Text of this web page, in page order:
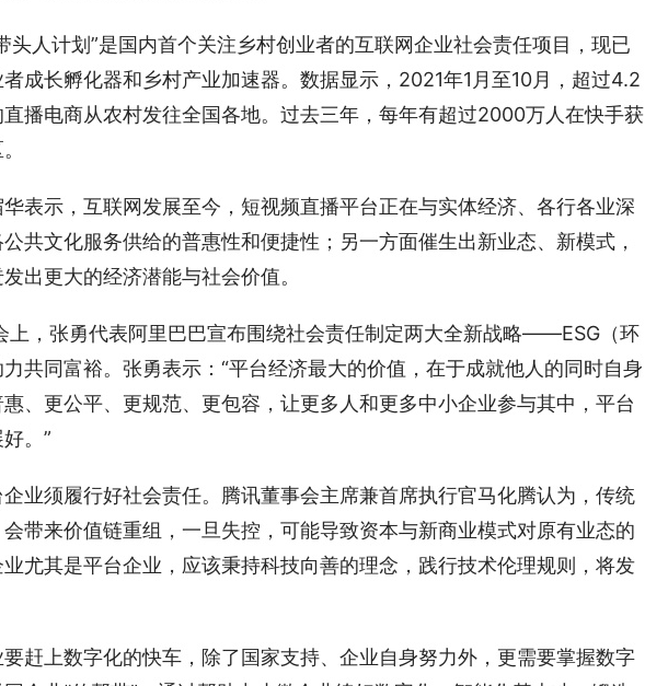
头人计划”是国内首个关注乡村创业者的互联网企业社会责任项目，现已
成长孵化器和乡村产业加速器。数据显示，2021年1月至10月，超过4.2
播电商从农村发往全国各地。过去三年，每年有超过2000万人在快手获
表示，互联网发展至今，短视频直播平台正在与实体经济、各行各业深
共文化服务供给的普惠性和便捷性；另一方面催生出新业态、新模式，
出更大的经济潜能与社会价值。
上，张勇代表阿里巴巴宣布围绕社会责任制定两大全新战略——ESG（环
共同富裕。张勇表示：“平台经济最大的价值，在于成就他人的同时自身
、更公平、更规范、更包容，让更多人和更多中小企业参与其中，平台
。”
业须履行好社会责任。腾讯董事会主席兼首席执行官马化腾认为，传统
带来价值链重组，一旦失控，可能导致资本与新商业模式对原有业态的
尤其是平台企业，应该秉持科技向善的理念，践行技术伦理规则，将发
赶上数字化的快车，除了国家支持、企业自身努力外，更需要掌握数字